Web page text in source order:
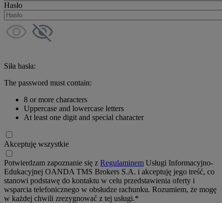
Hasło
Siła hasła:
The password must contain:
8 or more characters
Uppercase and lowercase letters
At least one digit and special character
Akceptuję wszystkie
Potwierdzam zapoznanie się z Regulaminem Usługi Informacyjno-
Edukacyjnej OANDA TMS Brokers S.A. i akceptuję jego treść, co
stanowi podstawę do kontaktu w celu przedstawienia oferty i
wsparcia telefonicznego w obsłudze rachunku. Rozumiem, że mogę
w każdej chwili zrezygnować z tej usługi.*